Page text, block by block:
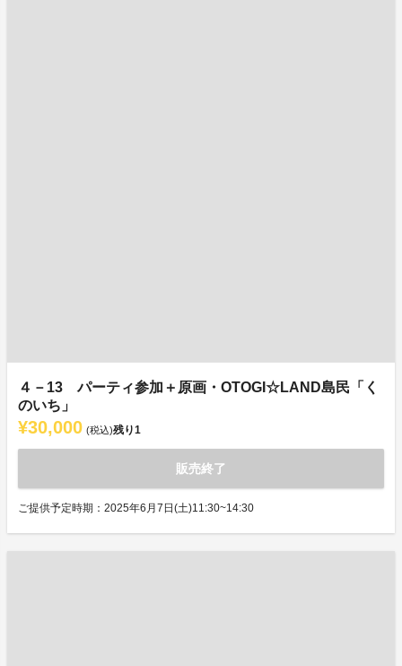
４－13 パーティ参加＋原画・OTOGI☆LAND島民「く
のいち」
¥30,000 (税込)残り1
販売終了
ご提供予定時期：2025年6月7日(土)11:30~14:30